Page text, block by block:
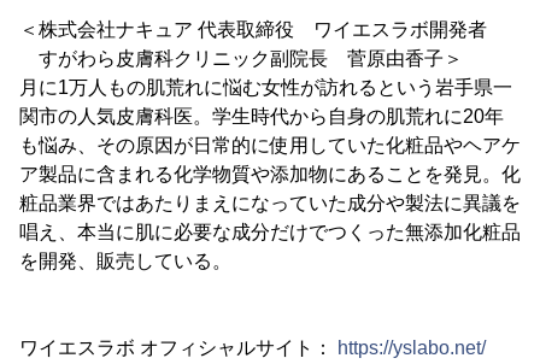
＜株式会社ナキュア 代表取締役 ワイエスラボ開発者
すがわら皮膚科クリニック副院長 菅原由香子＞
月に1万人もの肌荒れに悩む女性が訪れるという岩手県一
関市の人気皮膚科医。学生時代から自身の肌荒れに20年
も悩み、その原因が日常的に使用していた化粧品やヘアケ
ア製品に含まれる化学物質や添加物にあることを発見。化
粧品業界ではあたりまえになっていた成分や製法に異議を
唱え、本当に肌に必要な成分だけでつくった無添加化粧品
を開発、販売している。
ワイエスラボ オフィシャルサイト：
https://yslabo.net/